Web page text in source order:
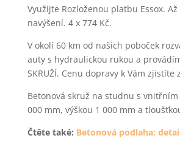
Využijte Rozloženou platbu Essox.
navýšení. 4 x 774 Kč.
V okolí 60 km od našich poboček
auty s hydraulickou rukou a
SKRUŽÍ. Cenu dopravy k Vám zjistíte
Betonová skruž na studnu s
000 mm, výškou 1 000 mm a
Čtěte také: Betonová podlaha: